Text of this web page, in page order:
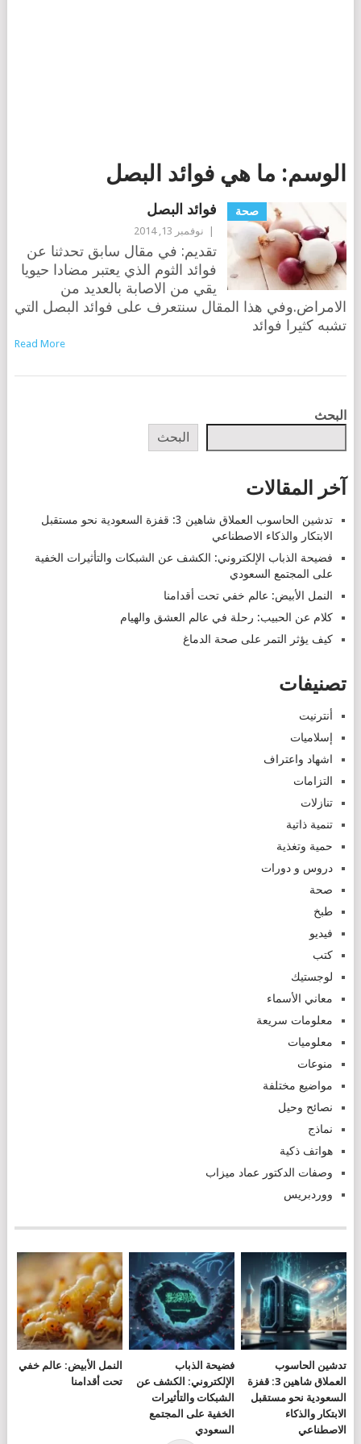
الوسم: ما هي فوائد البصل
صحة فوائد البصل
نوفمبر 13, 2014
تقديم: في مقال سابق تحدثنا عن
فوائد الثوم الذي يعتبر مضادا حيويا
يقي من الاصابة بالعديد من
الامراض.وفي هذا المقال سنتعرف على فوائد البصل التي
تشبه كثيرا فوائد
Read More
POSTS
البحث
البحث
آخر المقالات
تدشين الحاسوب العملاق شاهين 3: قفزة السعودية نحو مستقبل
الابتكار والذكاء الاصطناعي
فضيحة الذباب الإلكتروني: الكشف عن الشبكات والتأثيرات الخفية
على المجتمع السعودي
النمل الأبيض: عالم خفي تحت أقدامنا
كلام عن الحبيب: رحلة في عالم العشق والهيام
كيف يؤثر التمر على صحة الدماغ
تصنيفات
أنترنيت
إسلاميات
اشهاد واعتراف
التزامات
تنازلات
تنمية ذاتية
حمية وتغذية
دروس و دورات
صحة
طبخ
فيديو
كتب
لوجستيك
معاني الأسماء
معلومات سريعة
معلوميات
منوعات
مواضيع مختلفة
نصائح وحيل
نماذج
هواتف ذكية
وصفات الدكتور عماد ميزاب
ووردبريس
تدشين الحاسوب
العملاق شاهين 3: قفزة
السعودية نحو مستقبل
الابتكار والذكاء
الاصطناعي
فضيحة الذباب
الإلكتروني: الكشف عن
الشبكات والتأثيرات
الخفية على المجتمع
السعودي
النمل الأبيض: عالم خفي
تحت أقدامنا